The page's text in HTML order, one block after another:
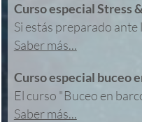
Curso especial Stress
Si estás preparado ante
Saber más...
Curso especial buceo
El curso "Buceo en
Saber más...